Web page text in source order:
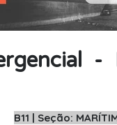
-
B11 | Seção: